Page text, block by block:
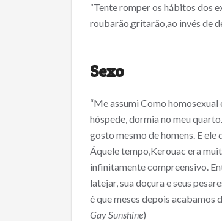
“Tente romper os hábitos dos
roubarão,gritarão,ao invés de
Sexo
“Me assumi Como
hóspede, dormia no meu
gosto mesmo de homens. E
Áquele tempo,Kerouac era
infinitamente compreensivo.
latejar, sua doçura e seus
é que meses depois acabamos
Gay Sunshine)